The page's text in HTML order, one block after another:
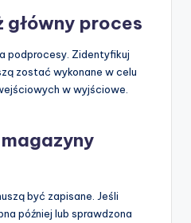
główny proces
podprocesy. Zidentyfikuj
zostać wykonane w celu
w wyjściowe.
być zapisane. Jeśli
później lub sprawdzona